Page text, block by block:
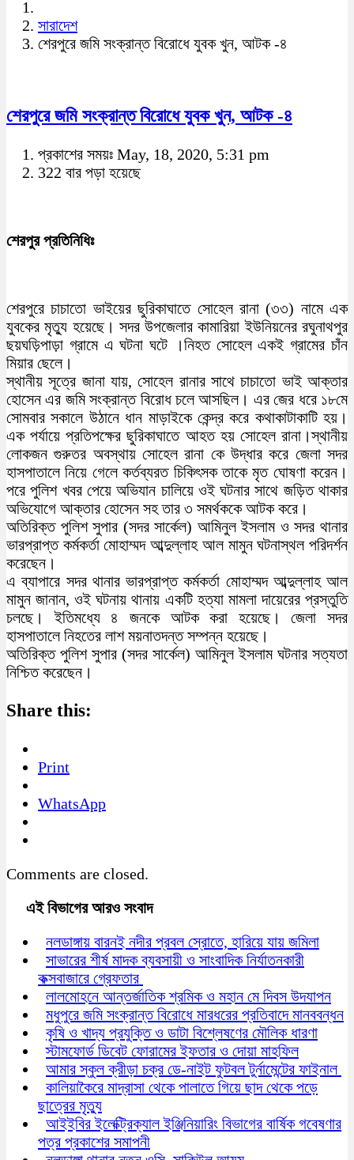
সারাদেশ
শেরপুরে জমি সংক্রান্ত বিরোধে যুবক খুন, আটক -৪
শেরপুরে জমি সংক্রান্ত বিরোধে যুবক খুন, আটক -৪
প্রকাশের সময়ঃ May, 18, 2020, 5:31 pm
322 বার পড়া হয়েছে
শেরপুর প্রতিনিধিঃ
শেরপুরে চাচাতো ভাইয়ের ছুরিকাঘাতে সোহেল রানা (৩৩) নামে এক
যুবকের মৃত্যু হয়েছে। সদর উপজেলার কামারিয়া ইউনিয়নের রঘুনাথপুর
ছয়ঘড়িপাড়া গ্রামে এ ঘটনা ঘটে ।নিহত সোহেল একই গ্রামের চাঁন
মিয়ার ছেলে।
স্থানীয় সূত্রে জানা যায়, সোহেল রানার সাথে চাচাতো ভাই আক্তার
হোসেন এর জমি সংক্রান্ত বিরোধ চলে আসছিল। এর জের ধরে ১৮মে
সোমবার সকালে উঠানে ধান মাড়াইকে কেন্দ্র করে কথাকাটাকাটি হয়।
এক পর্যায়ে প্রতিপক্ষের ছুরিকাঘাতে আহত হয় সোহেল রানা।স্থানীয়
লোকজন গুরুতর অবস্থায় সোহেল রানা কে উদ্ধার করে জেলা সদর
হাসপাতালে নিয়ে গেলে কর্তব্যরত চিকিৎসক তাকে মৃত ঘোষণা করেন।
পরে পুলিশ খবর পেয়ে অভিযান চালিয়ে ওই ঘটনার সাথে জড়িত থাকার
অভিযোগে আক্তার হোসেন সহ তার ৩ সমর্থককে আটক করে।
অতিরিক্ত পুলিশ সুপার (সদর সার্কেল) আমিনুল ইসলাম ও সদর থানার
ভারপ্রাপ্ত কর্মকর্তা মোহাম্মদ আব্দুল্লাহ আল মামুন ঘটনাস্থল পরিদর্শন
করেছেন।
এ ব্যাপারে সদর থানার ভারপ্রাপ্ত কর্মকর্তা মোহাম্মদ আব্দুল্লাহ আল
মামুন জানান, ওই ঘটনায় থানায় একটি হত্যা মামলা দায়েরের প্রস্তুতি
চলছে। ইতিমধ্যে ৪ জনকে আটক করা হয়েছে। জেলা সদর
হাসপাতালে নিহতের লাশ ময়নাতদন্ত সম্পন্ন হয়েছে।
অতিরিক্ত পুলিশ সুপার (সদর সার্কেল) আমিনুল ইসলাম ঘটনার সত্যতা
নিশ্চিত করেছেন।
Share this:
Print
WhatsApp
Comments are closed.
এই বিভাগের আরও সংবাদ
নলডাঙ্গায় বারনই নদীর প্রবল স্রোতে, হারিয়ে যায় জমিলা
সাভারের শীর্ষ মাদক ব্যবসায়ী ও সাংবাদিক নির্যাতনকারী
কক্সবাজারে গ্রেফতার
লালমোহনে আন্তর্জাতিক শ্রমিক ও মহান মে দিবস উদযাপন
মধুপুরে জমি সংক্রান্ত বিরোধে মারধরের প্রতিবাদে মানববন্ধন
কৃষি ও খাদ্য প্রযুক্তি ও ডাটা বিশ্লেষণের মৌলিক ধারণা
স্টামফোর্ড ডিবেট ফোরামের ইফতার ও দোয়া মাহফিল
আমার স্কুল ক্রীড়া চক্র ডে-নাইট ফুটবল টুর্নামেন্টের ফাইনাল
কালিয়াকৈরে মাদ্রাসা থেকে পালাতে গিয়ে ছাদ থেকে পড়ে
ছাত্রের মৃত্যু
আইইবির ইলেক্ট্রিক্যাল ইঞ্জিনিয়ারিং বিভাগের বার্ষিক গবেষণার
পত্র প্রকাশের সমাপনী